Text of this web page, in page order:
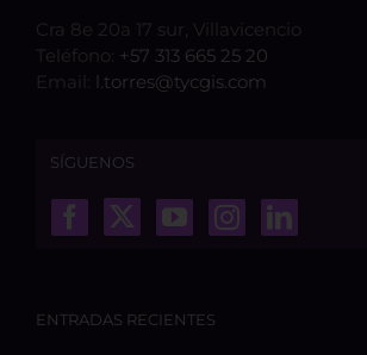
Cra 8e 20a 17 sur, Villavicencio
Teléfono: +57 313 665 25 20
Email: l.torres@tycgis.com
SÍGUENOS
ENTRADAS RECIENTES